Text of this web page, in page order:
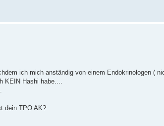
ich mich anständig von einem Endokrinologen (
KEIN Hashi habe....
dein TPO AK?